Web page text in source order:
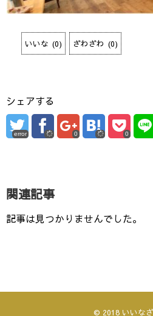
いいな (0) ざわざわ (0)
シェアする
error 0 0
関連記事
記事は見つかりませんでした。
© 2018 いいな